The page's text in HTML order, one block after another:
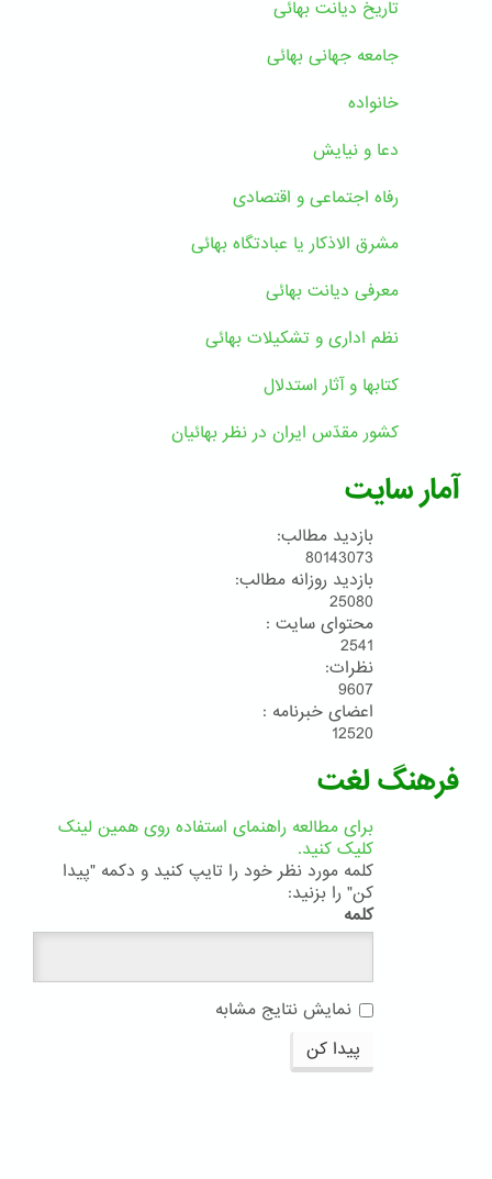
تاریخ دیانت بهائی
جامعه جهانی بهائی
خانواده
دعا و نیایش
رفاه اجتماعی و اقتصادی
مشرق الاذکار یا عبادتگاه بهائی
معرفی دیانت بهائی
نظم اداری و تشکیلات بهائی
کتابها و آثار استدلال
کشور مقدّس ایران در نظر بهائیان
آمار سایت
بازدید مطالب:
80143073
بازدید روزانه مطالب:
25080
محتوای سایت :
2541
نظرات:
9607
اعضای خبرنامه :
12520
فرهنگ لغت
برای مطالعه راهنمای استفاده روی همین لینک
کلیک کنید.
کلمه مورد نظر خود را تایپ کنید و دکمه "پیدا
کن" را بزنید:
کلمه
نمایش نتایج مشابه
پیدا کن